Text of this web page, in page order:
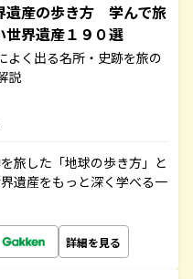
産の歩き方 学んで旅
世界遺産１９０選
よく出る名所・史跡を旅の
説
旅した「地球の歩き方」と
遺産をもっと深く学べる一
詳細を見る